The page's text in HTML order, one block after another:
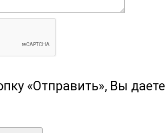
«Отправить», Вы даете